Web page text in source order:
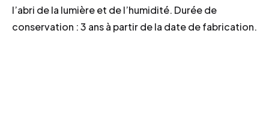
l’abri de la lumière et de l’humidité. Durée de
conservation : 3 ans à partir de la date de fabrication.